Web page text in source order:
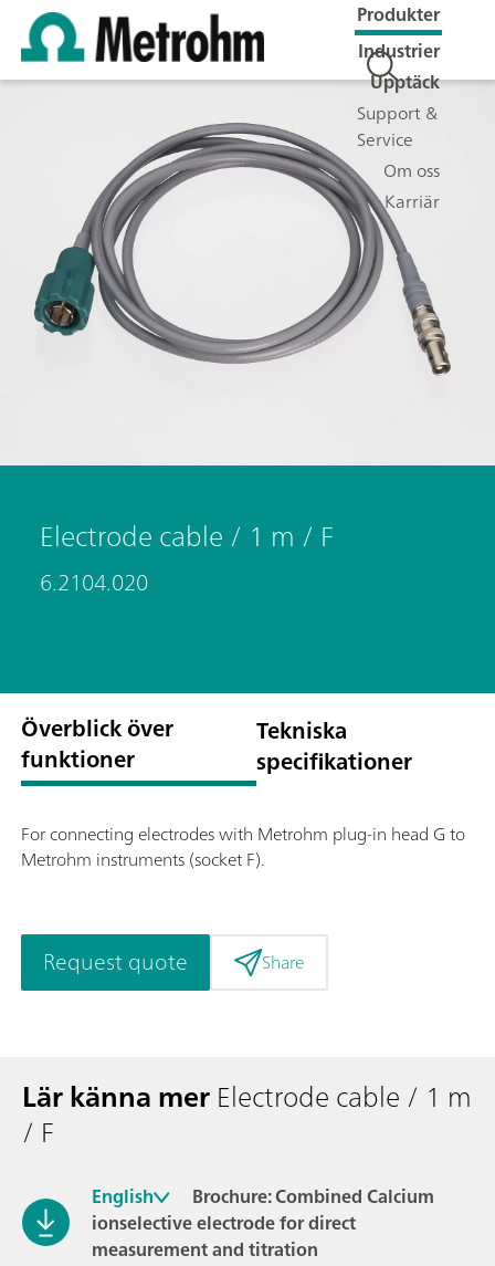
Produkter
Industrier
Upptäck
Support &
Service
Om oss
Karriär
Electrode cable / 1 m / F
6.2104.020
Överblick över
funktioner
Tekniska
specifikationer
For connecting electrodes with Metrohm plug-in head G to
Metrohm instruments (socket F).
Request quote Share
Lär känna merElectrode cable / 1 m
/ F
English
Brochure: Combined Calcium
ionselective electrode for direct
measurement and titration